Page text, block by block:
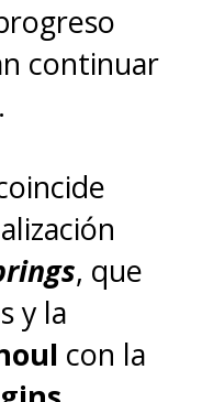
a la
Desde
entre
original,
"parte
'Los
continuar
, que
y la
con la